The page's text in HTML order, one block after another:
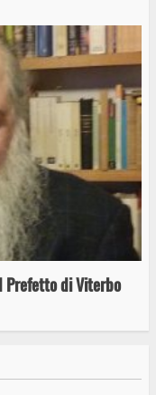
Prefetto di Viterbo